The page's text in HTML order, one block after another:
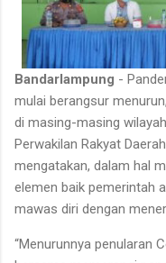
Bandarlampung -
mulai berangsur
di masing-masing
Perwakilan Rakyat
mengatakan, dalam hal
elemen baik pemerintah
mawas diri dengan
“Menurunnya penularan